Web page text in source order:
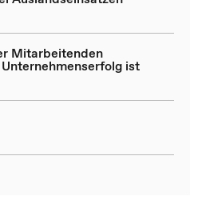
Mitarbeitenden
ist